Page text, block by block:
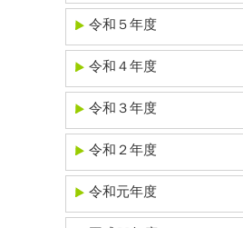
令和５年度
令和４年度
令和３年度
令和２年度
令和元年度